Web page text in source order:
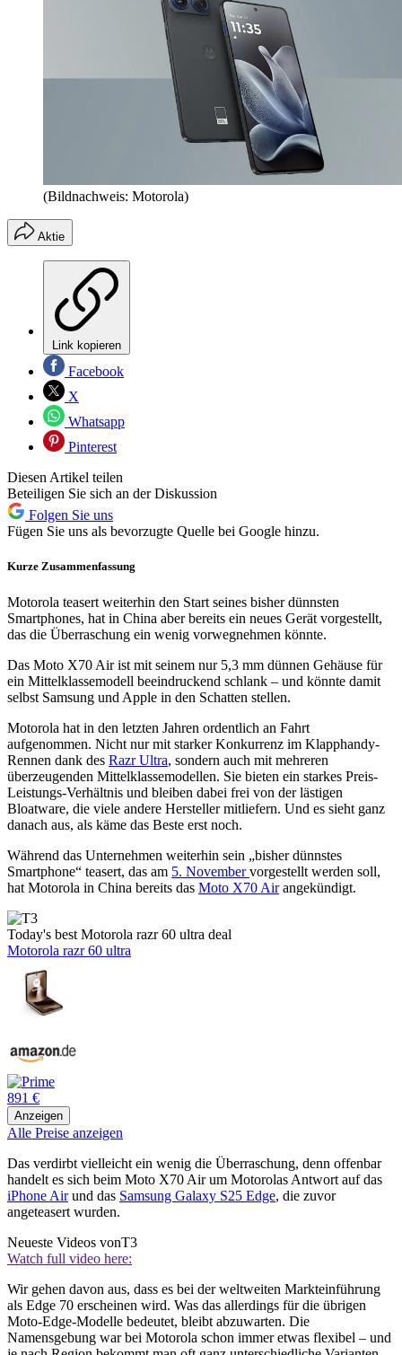
(Bildnachweis: Motorola)
Aktie
Link kopieren
Facebook
X
Whatsapp
Pinterest
Diesen Artikel teilen
Beteiligen Sie sich an der Diskussion
Folgen Sie uns
Fügen Sie uns als bevorzugte Quelle bei Google hinzu.
Kurze Zusammenfassung
Motorola teasert weiterhin den Start seines bisher dünnsten
Smartphones, hat in China aber bereits ein neues Gerät vorgestellt,
das die Überraschung ein wenig vorwegnehmen könnte.
Das Moto X70 Air ist mit seinem nur 5,3 mm dünnen Gehäuse für
ein Mittelklassemodell beeindruckend schlank – und könnte damit
selbst Samsung und Apple in den Schatten stellen.
Motorola hat in den letzten Jahren ordentlich an Fahrt
aufgenommen. Nicht nur mit starker Konkurrenz im Klapphandy-
Rennen dank des Razr Ultra, sondern auch mit mehreren
überzeugenden Mittelklassemodellen. Sie bieten ein starkes Preis-
Leistungs-Verhältnis und bleiben dabei frei von der lästigen
Bloatware, die viele andere Hersteller mitliefern. Und es sieht ganz
danach aus, als käme das Beste erst noch.
Während das Unternehmen weiterhin sein „bisher dünnstes
Smartphone“ teasert, das am 5. Novembervorgestellt werden soll,
hat Motorola in China bereits das Moto X70 Airangekündigt.
Today's best Motorola razr 60 ultra deal
Motorola razr 60 ultra
891 €
Anzeigen
Alle Preise anzeigen
Das verdirbt vielleicht ein wenig die Überraschung, denn offenbar
handelt es sich beim Moto X70 Air um Motorolas Antwort auf das
iPhone Airund das Samsung Galaxy S25 Edge, die zuvor
angeteasert wurden.
Neueste Videos vonT3
Watch full video here:
Wir gehen davon aus, dass es bei der weltweiten Markteinführung
als Edge 70 erscheinen wird. Was das allerdings für die übrigen
Moto-Edge-Modelle bedeutet, bleibt abzuwarten. Die
Namensgebung war bei Motorola schon immer etwas flexibel – und